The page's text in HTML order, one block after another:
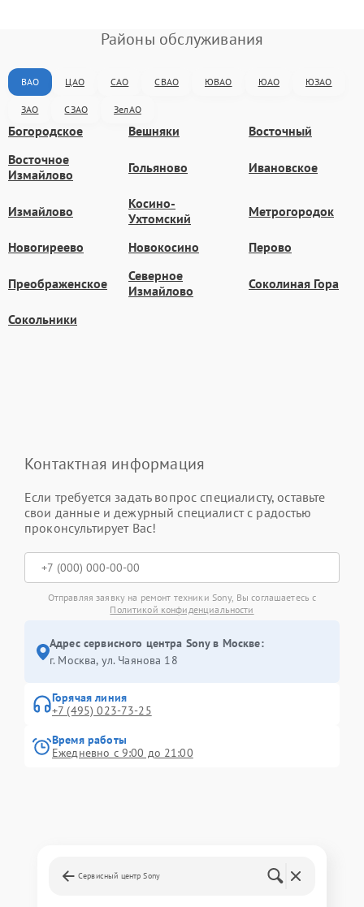
Районы обслуживания
ВАО ЦАО САО СВАО ЮВАО ЮАО ЮЗАО
ЗАО СЗАО ЗелАО
Богородское Вешняки
Восточный
Восточное
Измайлово
Гольяново Ивановское
Измайлово
Косино-
Ухтомский
Метрогородок
Новогиреево Новокосино Перово
Преображенское
Северное
Измайлово
Соколиная Гора
Сокольники
Контактная информация
Если требуется задать вопрос специалисту, оставьте
свои данные и дежурный специалист с радостью
проконсультирует Вас!
Отправляя заявку на ремонт техники Sony, Вы соглашаетесь с
Политикой конфиденциальности
Адрес сервисного центра Sony в Москве:
г. Москва, ул. Чаянова 18
Горячая линия
+7 (495) 023-73-25
Время работы
Ежедневно с 9:00 до 21:00
Сервисный центр Sony